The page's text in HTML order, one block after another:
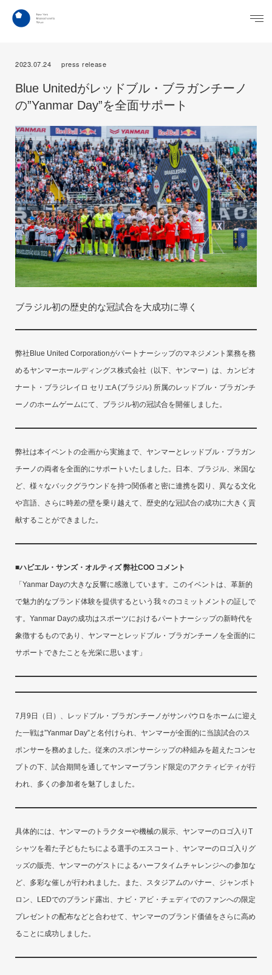
2023.07.24 press release
Blue Unitedがレッドブル・ブラガンチーノ
の”Yanmar Day”を全面サポート
ブラジル初の歴史的な冠試合を大成功に導く
弊社Blue United Corporationがパートナーシップのマネジメント業務を務
めるヤンマーホールディングス株式会社（以下、ヤンマー）は、カンピオ
ナート・ブラジレイロ セリエA (ブラジル) 所属のレッドブル・ブラガンチ
ーノのホームゲームにて、ブラジル初の冠試合を開催しました。
弊社は本イベントの企画から実施まで、ヤンマーとレッドブル・ブラガン
チーノの両者を全面的にサポートいたしました。日本、ブラジル、米国な
ど、様々なバックグラウンドを持つ関係者と密に連携を図り、異なる文化
や言語、さらに時差の壁を乗り越えて、歴史的な冠試合の成功に大きく貢
献することができました。
■ハビエル・サンズ・オルティズ 弊社COO コメント
「Yanmar Dayの大きな反響に感激しています。このイベントは、革新的
で魅力的なブランド体験を提供するという我々のコミットメントの証しで
す。Yanmar Dayの成功はスポーツにおけるパートナーシップの新時代を
象徴するものであり、ヤンマーとレッドブル・ブラガンチーノを全面的に
サポートできたことを光栄に思います」
7月9日（日）、レッドブル・ブラガンチーノがサンパウロをホームに迎え
た一戦は”Yanmar Day”と名付けられ、ヤンマーが全面的に当該試合のス
ポンサーを務めました。従来のスポンサーシップの枠組みを超えたコンセ
プトの下、試合期間を通してヤンマーブランド限定のアクティビティが行
われ、多くの参加者を魅了しました。
具体的には、ヤンマーのトラクターや機械の展示、ヤンマーのロゴ入りT
シャツを着た子どもたちによる選手のエスコート、ヤンマーのロゴ入りグ
ッズの販売、ヤンマーのゲストによるハーフタイムチャレンジへの参加な
ど、多彩な催しが行われました。また、スタジアムのバナー、ジャンボト
ロン、LEDでのブランド露出、ナビ・アビ・チェディでのファンへの限定
プレゼントの配布などと合わせて、ヤンマーのブランド価値をさらに高め
ることに成功しました。